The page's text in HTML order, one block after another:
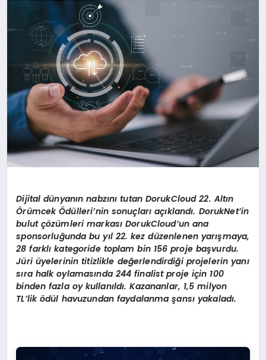
Dijital dünyanın nabzını tutan DorukCloud 22. Altın
Örümcek Ödülleri’nin sonuçları açıklandı. DorukNet’in
bulut çözümleri markası DorukCloud’un ana
sponsorluğunda bu yıl 22. kez düzenlenen yarışmaya,
28 farklı kategoride toplam bin 156 proje başvurdu.
Jüri üyelerinin titizlikle değerlendirdiği projelerin yanı
sıra halk oylamasında 244 finalist proje için 100
binden fazla oy kullanıldı. Kazananlar, 1,5 milyon
TL’lik ödül havuzundan faydalanma şansı yakaladı.